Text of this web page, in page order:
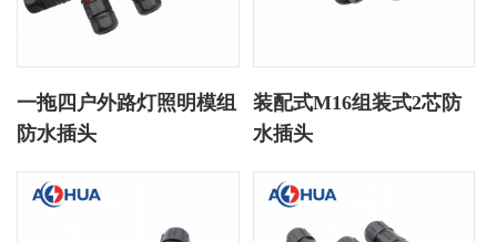
一拖四户外路灯照明模组
防水插头
装配式M16组装式2芯防
水插头